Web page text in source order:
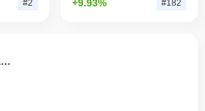
#2 +9.93% #182
yRise Finance